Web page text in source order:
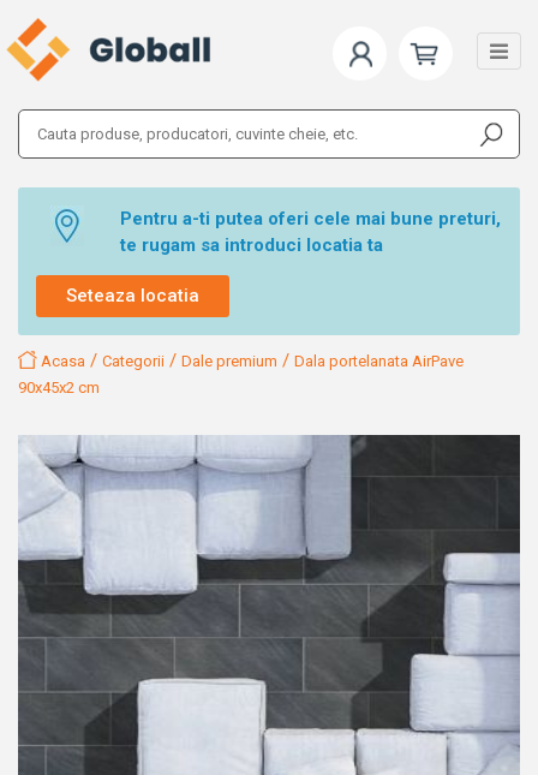
Pentru a-ti putea oferi cele mai bune preturi,
te rugam sa introduci locatia ta
Seteaza locatia
Acasa /Categorii /Dale premium /Dala portelanata AirPave
90x45x2 cm